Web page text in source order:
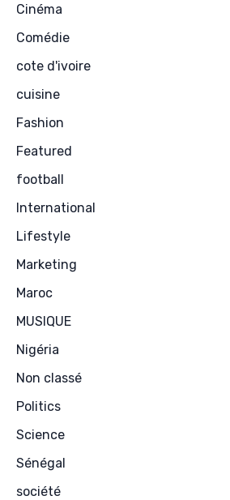
Cinéma
Comédie
cote d'ivoire
cuisine
Fashion
Featured
football
International
Lifestyle
Marketing
Maroc
MUSIQUE
Nigéria
Non classé
Politics
Science
Sénégal
société